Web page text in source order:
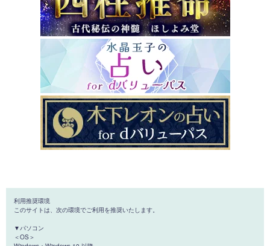
利用推奨環境
このサイトは、次の環境でご利用を推奨いたします。
▼パソコン
＜OS＞